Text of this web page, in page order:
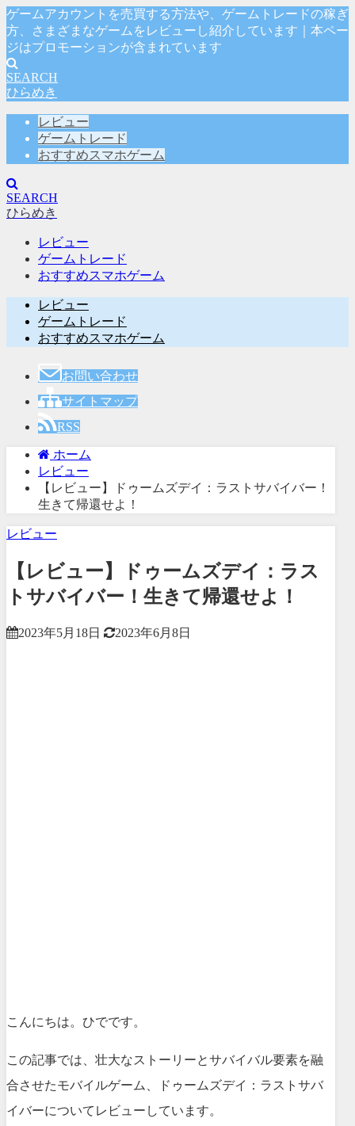
ゲームアカウントを売買する方法や、ゲームトレードの稼ぎ
方、さまざまなゲームをレビューし紹介しています｜本ペー
ジはプロモーションが含まれています
SEARCH
ひらめき
レビュー
ゲームトレード
おすすめスマホゲーム
SEARCH
ひらめき
レビュー
ゲームトレード
おすすめスマホゲーム
レビュー
ゲームトレード
おすすめスマホゲーム
お問い合わせ
サイトマップ
RSS
ホーム
レビュー
【レビュー】ドゥームズデイ：ラストサバイバー！
生きて帰還せよ！
レビュー
【レビュー】ドゥームズデイ：ラス
トサバイバー！生きて帰還せよ！
2023年5月18日 2023年6月8日
こんにちは。ひでです。
この記事では、 壮大なストーリーとサバイバル要素を融
合させたモバイルゲーム、ドゥームズデイ：ラストサバ
イバーについてレビューしています。